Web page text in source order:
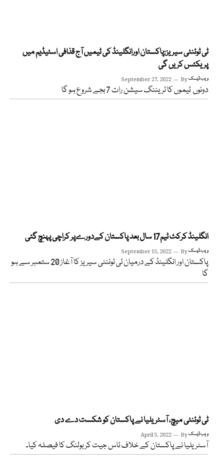
ٹی ٹوئنٹی سیریز:پاکستان اورانگلینڈ کی ٹیمیں آج قذافی اسٹیڈیم میں
پریکٹس کریں گی
September 27, 2022 Byویب ڈیسک
دونوں ٹیموں کا ٹریننگ سیشن رات 7 بجے شروع ہو گا
انگلینڈ کرکٹ ٹیم17 سال بعد پاکستان کےدورےپر کراچی پہنچ گئی
September 15, 2022 Byویب ڈیسک
پاکستان اور انگلینڈ کے درمیان ٹی ٹوئنٹی سیریز کا آغاز 20 ستمبر سے ہو
گا
ٹی ٹوئنٹی میچ، آسٹریلیا نے پاکستان کو شکست دے دی
April 5, 2022 Byویب ڈیسک
آسٹریلیا نے پاکستان کے خلاف ٹاس جیت کر بولنگ کا فیصلہ کیا۔